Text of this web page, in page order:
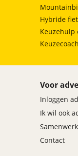
Hybride
Keuzehulp
Keuzecoach
Voor
Inloggen
Ik wil ook
Contact